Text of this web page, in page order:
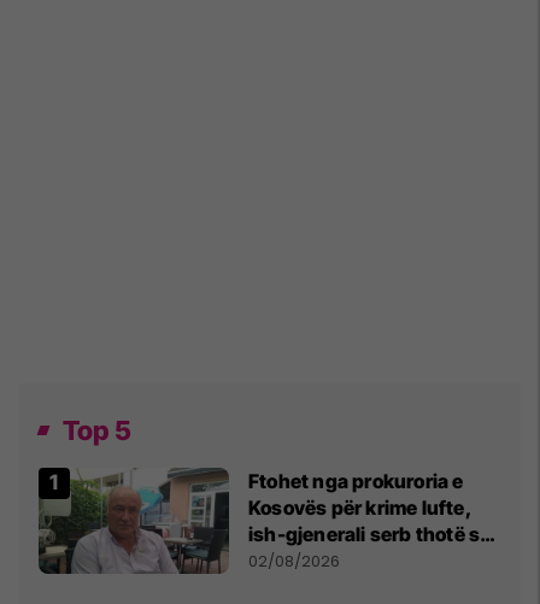
Top 5
Ftohet nga prokuroria e
Kosovës për krime lufte,
ish-gjenerali serb thotë se
dikush e tradhtoi në
02/08/2026